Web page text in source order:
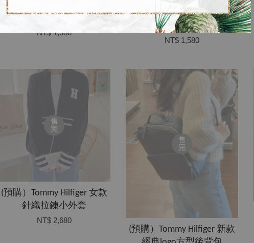
（預購）Tommy Hilfiger 女
NT$ 1,980
（預購）Tommy Hilfiger 男
款logo印花薄長Tee
NT$ 1,580
售
完
(預購）Tommy Hilfiger 女款
針織拉鍊小外套
NT$ 2,680
售
完
(預購）Tommy Hilfiger 新款